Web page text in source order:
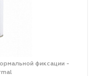
фиксации -